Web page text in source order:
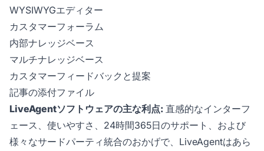
WYSIWYGエディター
カスタマーフォーラム
内部ナレッジベース
マルチナレッジベース
カスタマーフィードバックと提案
記事の添付ファイル
LiveAgentソフトウェアの主な利点: 直感的なインターフ
ェース、使いやすさ、24時間365日のサポート、および
様々なサードパーティ統合のおかげで、LiveAgentはあら